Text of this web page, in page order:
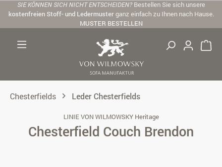
Zum Hauptinhalt springen
SIE KÖNNEN SICH NICHT ENTSCHEIDEN? Bestellen Sie sich unsere
kostenfreien Stoff- und Ledermusterganz einfach zu Ihnen nach Hause.
MUSTER BESTELLEN
Chesterfields Leder Chesterfields
LINIE VON WILMOWSKY Heritage
Chesterfield Couch Brendon